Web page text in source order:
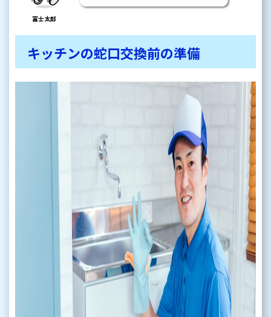
富士太郎
キッチンの蛇口交換前の準備